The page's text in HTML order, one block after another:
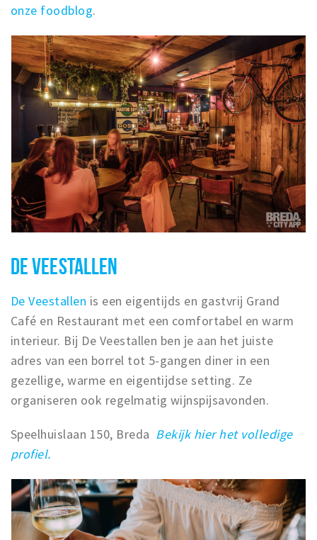
onze foodblog.
DE VEESTALLEN
De Veestallen is een eigentijds en gastvrij Grand
Café en Restaurant met een comfortabel en warm
interieur. Bij De Veestallen ben je aan het juiste
adres van een borrel tot 5-gangen diner in een
gezellige, warme en eigentijdse setting. Ze
organiseren ook regelmatig wijnspijsavonden.
Speelhuislaan 150, Breda Bekijk hier het volledige
profiel.